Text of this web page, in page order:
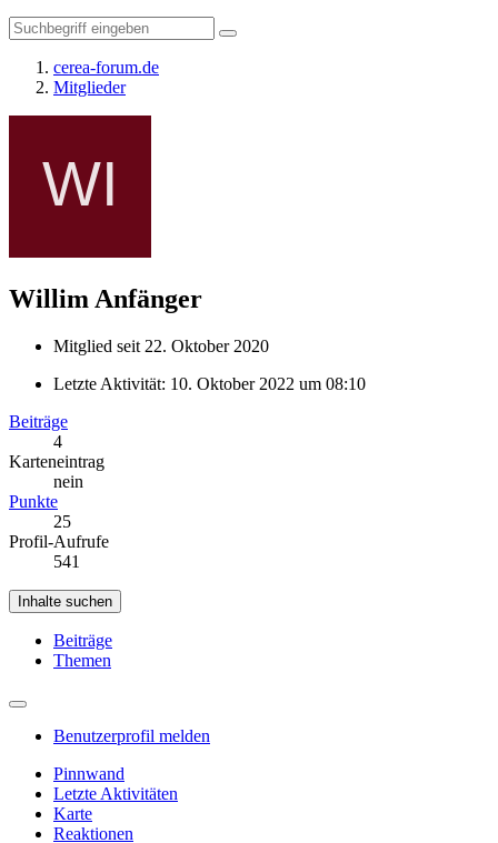
cerea-forum.de
Mitglieder
Willim Anfänger
Mitglied seit 22. Oktober 2020
Letzte Aktivität: 10. Oktober 2022 um 08:10
Beiträge
4
Karteneintrag
nein
Punkte
25
Profil-Aufrufe
541
Inhalte suchen
Beiträge
Themen
Benutzerprofil melden
Pinnwand
Letzte Aktivitäten
Karte
Reaktionen